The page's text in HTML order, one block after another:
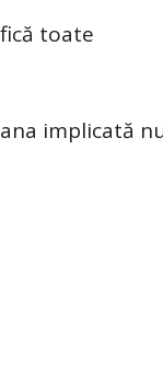
toate
implicată